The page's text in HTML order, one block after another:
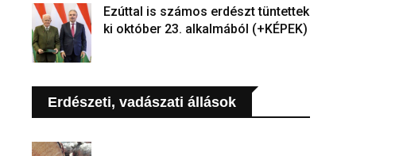
Ezúttal is számos erdészt tüntettek
ki október 23. alkalmából (+KÉPEK)
Erdészeti, vadászati állások